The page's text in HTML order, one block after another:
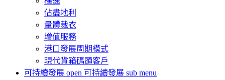
佔盡地利
量體裁衣
增值服務
港口發展周期模式
現代貨箱碼頭客戶
可持續發展 open 可持續發展 sub menu